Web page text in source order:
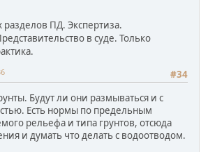
разделов ПД. Экспертиза.
в суде. Только
#34
Будут ли они размываться и с
Есть нормы по предельным
рельефа и типа грунтов, отсюда
и думать что делать с водоотводом.